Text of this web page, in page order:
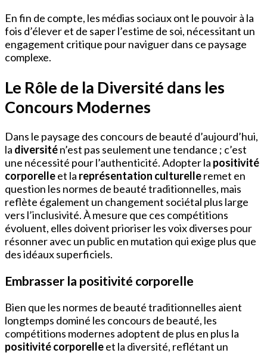
En fin de compte, les médias sociaux ont le pouvoir à la
fois d’élever et de saper l’estime de soi, nécessitant un
engagement critique pour naviguer dans ce paysage
complexe.
Le Rôle de la Diversité dans les
Concours Modernes
Dans le paysage des concours de beauté d’aujourd’hui,
la diversitén’est pas seulement une tendance ; c’est
une nécessité pour l’authenticité. Adopter la positivité
corporelleet la représentation culturelleremet en
question les normes de beauté traditionnelles, mais
reflète également un changement sociétal plus large
vers l’inclusivité. À mesure que ces compétitions
évoluent, elles doivent prioriser les voix diverses pour
résonner avec un public en mutation qui exige plus que
des idéaux superficiels.
Embrasser la positivité corporelle
Bien que les normes de beauté traditionnelles aient
longtemps dominé les concours de beauté, les
compétitions modernes adoptent de plus en plus la
positivité corporelleet la diversité, reflétant un